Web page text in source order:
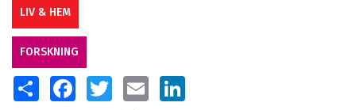
LIV & HEM
FORSKNING
SHARE FACEBOOKTWITTER EMAIL